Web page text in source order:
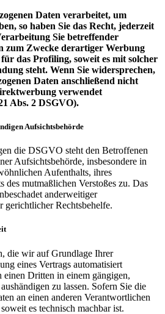
Daten verarbeitet, um
so haben Sie das Recht, jederzeit
Sie betreffender
zum Zwecke derartiger Werbung
das Profiling, soweit es mit solcher
steht. Wenn Sie widersprechen,
Daten anschließend nicht
verwendet
Abs. 2 DSGVO).
Aufsichtsbehörde
die DSGVO steht den Betroffenen
Aufsichtsbehörde, insbesondere in
Aufenthalts, ihres
des mutmaßlichen Verstoßes zu. Das
anderweitiger
gerichtlicher Rechtsbehelfe.
die wir auf Grundlage Ihrer
eines Vertrags automatisiert
einen Dritten in einem gängigen,
zu lassen. Sofern Sie die
an einen anderen Verantwortlichen
es technisch machbar ist.